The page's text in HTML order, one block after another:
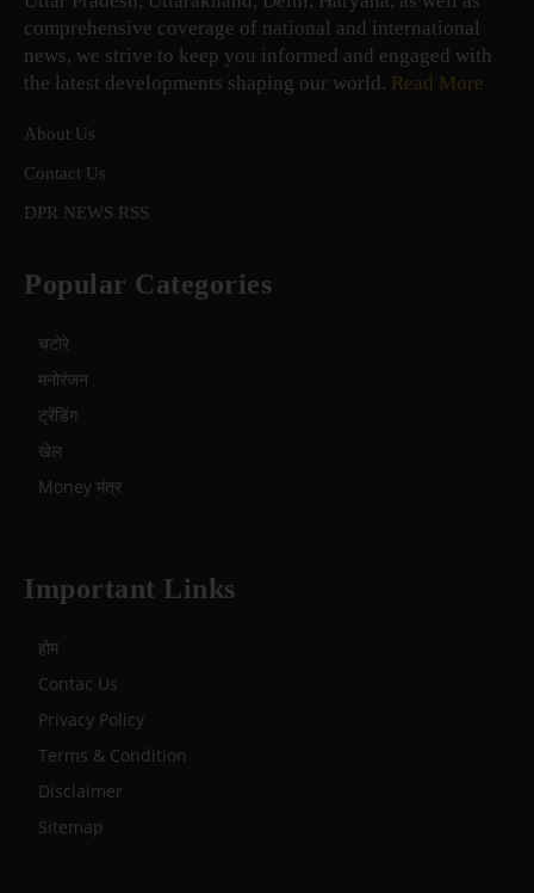
comprehensive coverage of national and international
news, we strive to keep you informed and engaged with
the latest developments shaping our world. Read More
About Us
Contact Us
DPR NEWS RSS
Popular Categories
चटोरे
मनोरंजन
ट्रेंडिंग
खेल
Money मंत्र
Important Links
होम
Contac Us
Privacy Policy
Terms & Condition
Disclaimer
Sitemap